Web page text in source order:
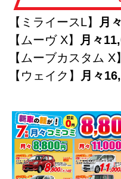
【ミライースL】
月
【ムーヴ X】
月々
【ムーブカスタム X】
【ウェイク】
月々